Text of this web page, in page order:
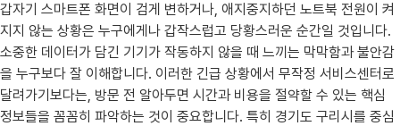
갑자기 스마트폰 화면이 검게 변하거나, 애지중지하던 노트북 전원이 켜
지지 않는 상황은 누구에게나 갑작스럽고 당황스러운 순간일 것입니다.
소중한 데이터가 담긴 기기가 작동하지 않을 때 느끼는 막막함과 불안감
을 누구보다 잘 이해합니다. 이러한 긴급 상황에서 무작정 서비스센터로
달려가기보다는, 방문 전 알아두면 시간과 비용을 절약할 수 있는 핵심
정보들을 꼼꼼히 파악하는 것이 중요합니다. 특히 경기도 구리시를 중심